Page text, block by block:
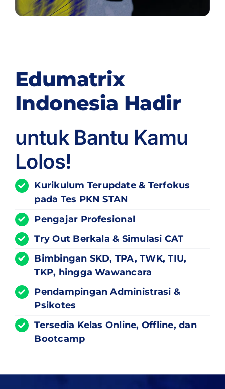
Edumatrix
Indonesia Hadir
untuk Bantu Kamu
Lolos!
Kurikulum Terupdate& Terfokus
pada Tes PKN STAN
Pengajar Profesional
Try Out Berkala & Simulasi CAT
Bimbingan SKD, TPA, TWK, TIU,
TKP, hingga Wawancara
Pendampingan Administrasi &
Psikotes
Tersedia Kelas Online, Offline, dan
Bootcamp